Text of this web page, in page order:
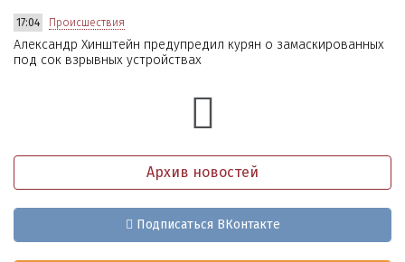
17:04 Происшествия
Александр Хинштейн предупредил курян о замаскированных
под сок взрывных устройствах
Архив новостей
Подписаться ВКонтакте